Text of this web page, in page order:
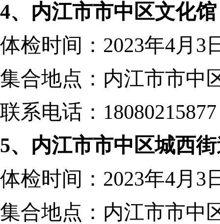
4、 内江市市中区文化馆
体检时间： 2023年4月3
集合地点：内江市市中
联系电话： 18080215877
5、 内江市市中区城西
体检时间： 2023年4月3
集合地点： 内江市市中